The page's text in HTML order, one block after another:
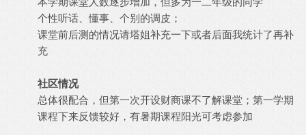
个性听话、懂事、个别的调皮；
课堂前后测的情况请塔姐补充一下或者后面我统计了再补
充
社区情况
总体很配合，但第一次开设财商课不了解课堂；第一学期
课程下来反馈较好，有暑期课程阳光可考虑参加